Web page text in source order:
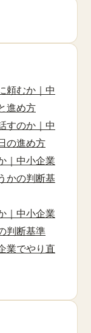
頼むか｜中
進め方
すのか｜中
の進め方
｜中小企業
かの判断基
｜中小企業
判断基準
業でやり直